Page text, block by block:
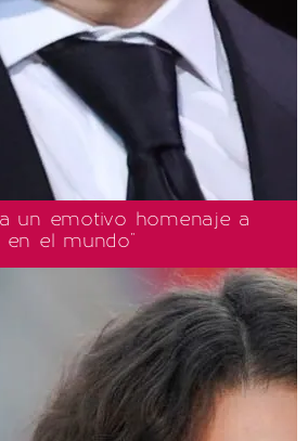
un emotivo homenaje a
en el mundo"